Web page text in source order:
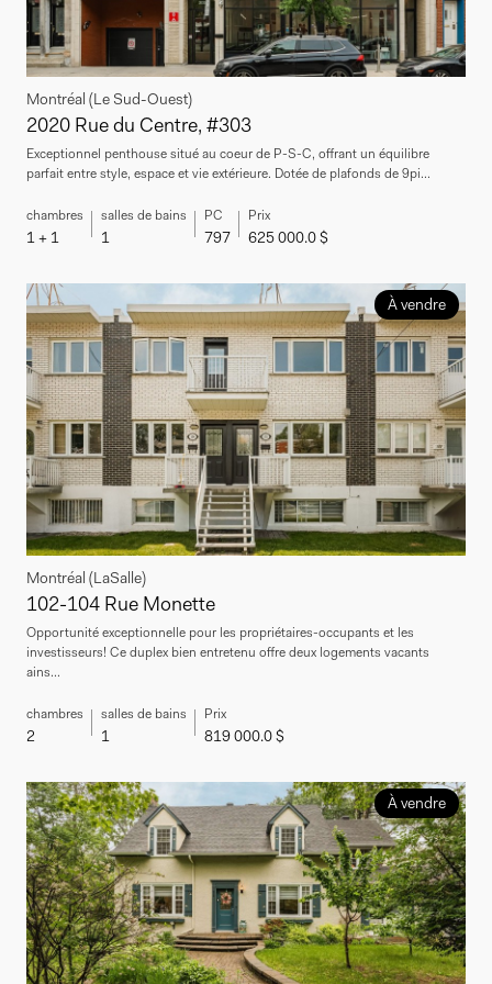
Montréal (Le Sud-Ouest)
2020 Rue du Centre, #303
Exceptionnel penthouse situé au coeur de P-S-C, offrant un équilibre
parfait entre style, espace et vie extérieure. Dotée de plafonds de 9pi...
chambres
1 + 1
salles de bains
1
PC
797
Prix
625 000.0 $
À vendre
Montréal (LaSalle)
102-104 Rue Monette
Opportunité exceptionnelle pour les propriétaires-occupants et les
investisseurs! Ce duplex bien entretenu offre deux logements vacants
ains...
chambres
2
salles de bains
1
Prix
819 000.0 $
À vendre